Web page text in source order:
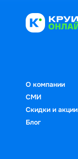
О компании
СМИ
Скидки и акции
Блог